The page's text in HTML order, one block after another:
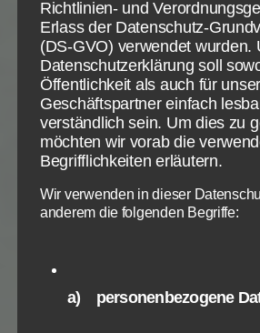
ganze Kontext macht zwar klar,
Empfinden des Sündersein des
Zeitpunkt bei seiner Bekehrung
folgt daraus, wenn Paulus sich
„ersten“oder„größten“Sünder
Die Klärung der Frage, was
Wichtigkeit.
Wenn Paulus sich nur früher als
Ehre aus Paulus Leben gemacht
unterstützt von dem sofortigen
Richtlinien- und
Erlass der Datenschutz-
(DS-GVO) verwendet wurden.
Datenschutzerklärung soll
Öffentlichkeit als auch für
Geschäftspartner einfach
verständlich sein. Um dies zu
möchten wir vorab die
Begrifflichkeiten erläutern.
Wir verwenden in dieser
anderem die folgenden Begriffe:
a) personenbezogene